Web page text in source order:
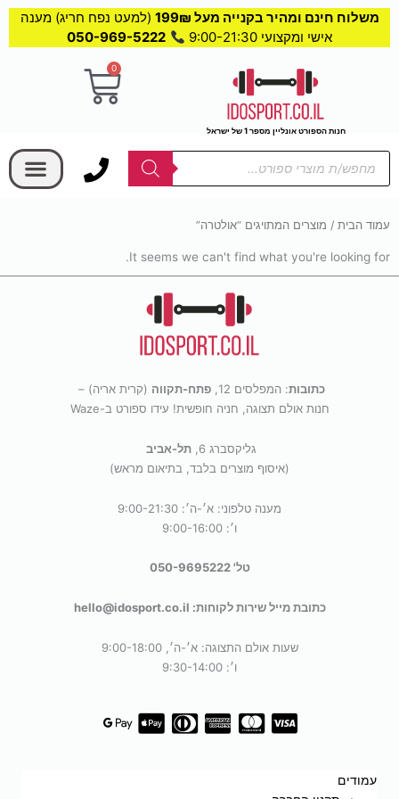
משלוח חינם ומהיר בקנייה מעל 199₪
(למעט נפח חריג) מענה
אישי ומקצועי 9:00-21:30
050-969-5222
חנות הספורט אונליין מספר 1 של ישראל
0
עגלת
Products
search
עמוד הבית / מוצרים המתויגים “אולטרה”
It seems we can't find what you're looking for.
כתובות: המפלסים 12, פתח-תקווה (קרית אריה) –
חנות אולם תצוגה, חניה חופשית! עידו ספורט ב-Waze
גליקסברג 6,
תל-אביב
(איסוף מוצרים בלבד, בתיאום מראש)
מענה טלפוני: א׳-ה׳: 9:00-21:30
ו׳: 9:00-16:00
טל' 050-9695222
כתובת מייל שירות לקוחות: hello@idosport.co.il
שעות אולם התצוגה: א׳-ה׳, 9:00-18:00
ו׳: 9:30-14:00
עמודים